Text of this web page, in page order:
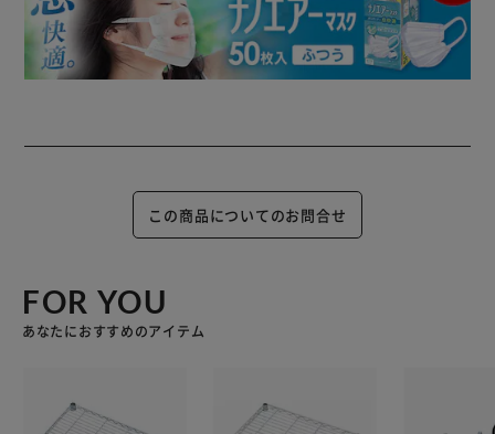
この商品についてのお問合せ
FOR YOU
あなたにおすすめのアイテム